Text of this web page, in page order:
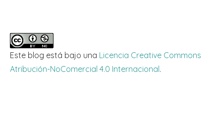
Este blog está bajo una Licencia Creative Commons
Atribución-NoComercial 4.0 Internacional.